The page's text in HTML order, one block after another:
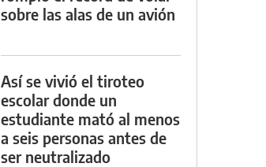
sobre las alas de un avión
Así se vivió el tiroteo
escolar donde un
estudiante mató al menos
a seis personas antes de
ser neutralizado